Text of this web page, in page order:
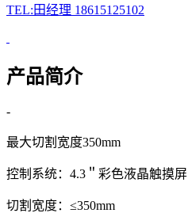
TEL:田经理 18615125102
产品简介
-
最大切割宽度350mm
控制系统：4.3＂彩色液晶触摸屏
切割宽度：≤350mm